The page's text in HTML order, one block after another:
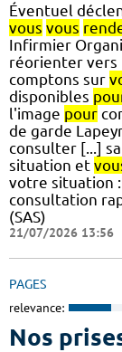
Éventuel
vous vous
Infirmier
réorienter vers
comptons sur
disponibles
l'image pour
de garde
consulter [...]
situation et
votre situation
consultation
(SAS)
21/07/2026 13:56
PAGES
relevance:
Nos